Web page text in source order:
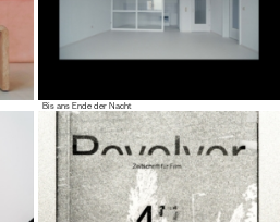
Bis ans Ende der Nacht